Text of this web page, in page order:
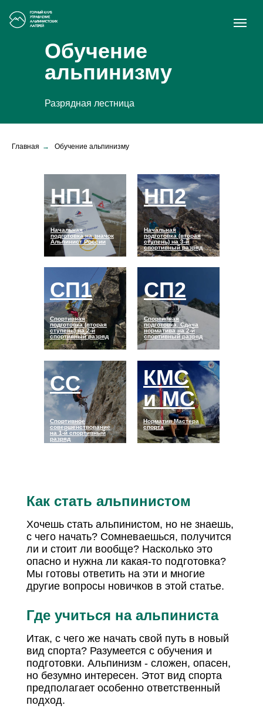
Обучение
альпинизму
Разрядная лестница
Главная → Обучение альпинизму
НП1
Начальная
подготовка на значок
Альпинист России
СП2
КМС
и МС
СП1
СС
Спортивная
подготовка (вторая
ступень) на 2-й
спортивный разряд
НП2
Спортивное
совершенствование
на 1-й спортивный
разряд
Норматив Мастера
спорта
Начальная
подготовка (вторая
ступень) на 3-й
спортивный разряд
Спортивная
подготовка. Сдача
норматива на 2-й
спортивный разряд
Как стать альпинистом
Хочешь стать альпинистом, но не знаешь,
с чего начать? Сомневаешься, получится
ли и стоит ли вообще? Насколько это
опасно и нужна ли какая-то подготовка?
Мы готовы ответить на эти и многие
другие вопросы новичков в этой статье.
Где учиться на альпиниста
Итак, с чего же начать свой путь в новый
вид спорта? Разумеется с обучения и
подготовки. Альпинизм - сложен, опасен,
но безумно интересен. Этот вид спорта
предполагает особенно ответственный
подход.